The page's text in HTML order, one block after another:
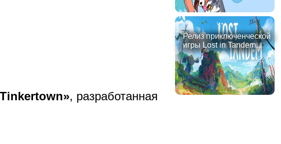
, разработанная
Релиз приключенческой
игры Lost in Tandem...